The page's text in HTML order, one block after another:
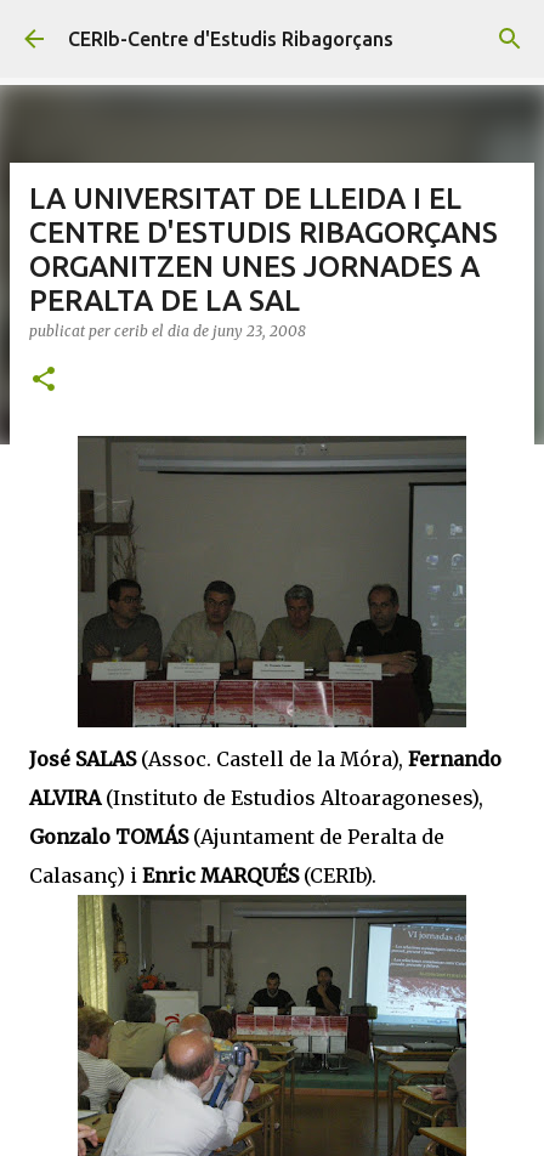
Salta al contingut principal
CERIb-Centre d'Estudis Ribagorçans
LA UNIVERSITAT DE LLEIDA I EL
CENTRE D'ESTUDIS RIBAGORÇANS
ORGANITZEN UNES JORNADES A
PERALTA DE LA SAL
publicat per cerib el dia de juny 23, 2008
José SALAS(Assoc. Castell de la Móra), Fernando
ALVIRA(Instituto de Estudios Altoaragoneses),
Gonzalo TOMÁS(Ajuntament de Peralta de
Calasanç) i Enric MARQUÉS(CERIb).